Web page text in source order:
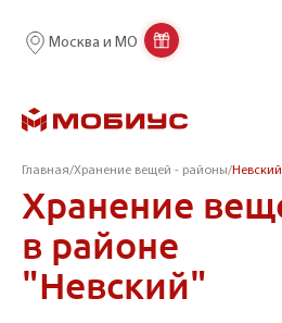
Москва и МО
Главная/Хранение вещей - районы/Невский
Хранение
в районе
"Невский"